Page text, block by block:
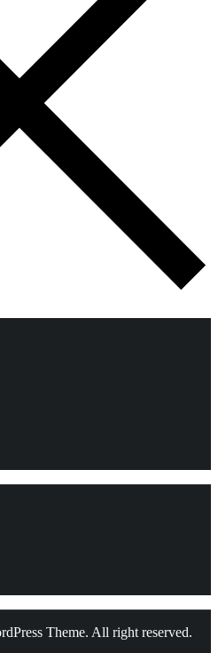
Theme. All right reserved.